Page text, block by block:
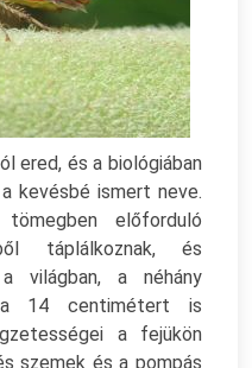
ered, és a biológiában
kevésbé ismert neve.
előforduló
táplálkoznak, és
világban, a néhány
a 14 centimétert is
a fejükön
szemek és a pompás